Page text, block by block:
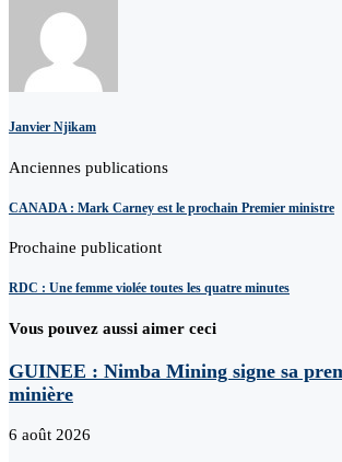
Janvier Njikam
Anciennes publications
CANADA : Mark Carney est le prochain Premier ministre
Prochaine publicationt
RDC : Une femme violée toutes les quatre minutes
Vous pouvez aussi aimer ceci
GUINEE : Nimba Mining signe sa
minière
6 août 2026